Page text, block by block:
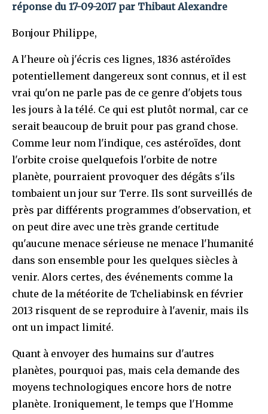
réponse du 17-09-2017 par Thibaut Alexandre
Bonjour Philippe,
A l'heure où j'écris ces lignes, 1836 astéroïdes
potentiellement dangereux sont connus, et il est
vrai qu'on ne parle pas de ce genre d'objets tous
les jours à la télé. Ce qui est plutôt normal, car ce
serait beaucoup de bruit pour pas grand chose.
Comme leur nom l'indique, ces astéroïdes, dont
l'orbite croise quelquefois l'orbite de notre
planète, pourraient provoquer des dégâts s'ils
tombaient un jour sur Terre. Ils sont surveillés de
près par différents programmes d'observation, et
on peut dire avec une très grande certitude
qu'aucune menace sérieuse ne menace l'humanité
dans son ensemble pour les quelques siècles à
venir. Alors certes, des événements comme la
chute de la météorite de Tcheliabinsk en février
2013 risquent de se reproduire à l'avenir, mais ils
ont un impact limité.
Quant à envoyer des humains sur d'autres
planètes, pourquoi pas, mais cela demande des
moyens technologiques encore hors de notre
planète. Ironiquement, le temps que l'Homme